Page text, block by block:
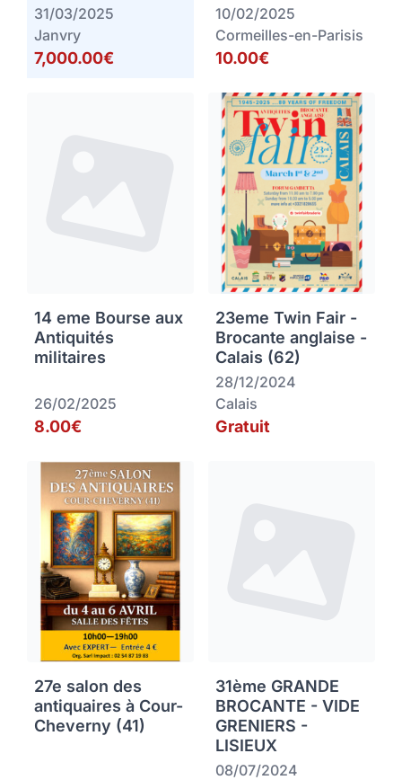
31/03/2025
Janvry
7,000.00€
10/02/2025
Cormeilles-en-Parisis
10.00€
14 eme Bourse aux
Antiquités
militaires
26/02/2025
8.00€
23eme Twin Fair -
Brocante anglaise -
Calais (62)
28/12/2024
Calais
Gratuit
27e salon des
antiquaires à Cour-
Cheverny (41)
31ème GRANDE
BROCANTE - VIDE
GRENIERS -
LISIEUX
08/07/2024